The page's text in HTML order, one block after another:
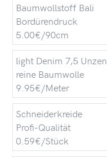
Baumwollstoff Bali
Bordürendruck
5.00€/90cm
light Denim 7,5 Unzen
reine Baumwolle
9.95€/Meter
Schneiderkreide
Profi-Qualität
0.59€/Stück